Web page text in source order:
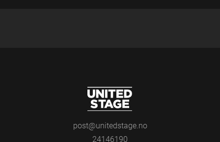
post@unitedstage.no
24146190